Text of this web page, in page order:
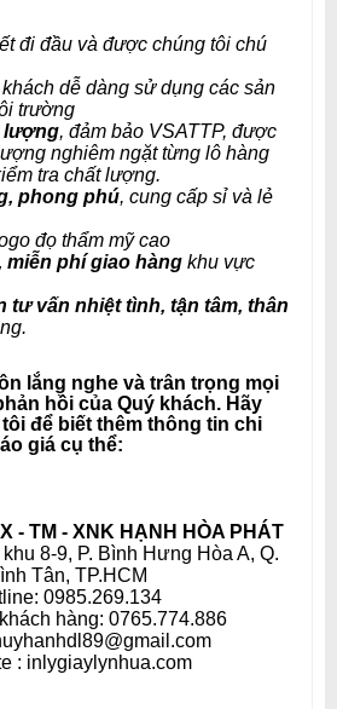
đi đầu và được chúng tôi chú
dễ dàng sử dụng các sản
trường
lượng, đảm bảo VSATTP, được
nghiêm ngặt từng lô hàng
tra chất lượng.
phong phú, cung cấp sỉ và lẻ
đọ thẩm mỹ cao
miễn phí giao hàng khu vực
tư vấn nhiệt tình, tận tâm, thân
.
lắng nghe và trân trọng mọi
hồi của Quý khách. Hãy
để biết thêm thông tin chi
giá cụ thể:
- TM - XNK HẠNH HÒA PHÁT
8-9, P. Bình Hưng Hòa A, Q.
Tân, TP.HCM
0985.269.134
hàng: 0765.774.886
: inlygiaylynhua.com